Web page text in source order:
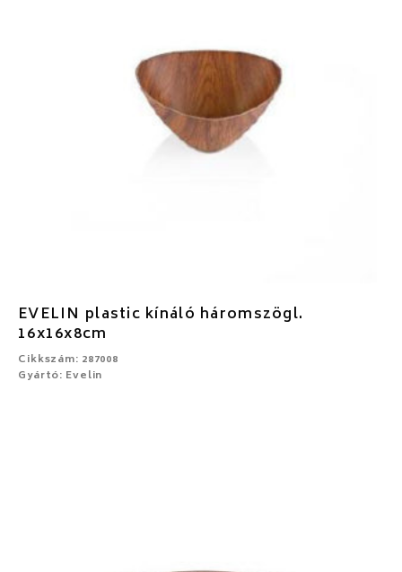
EVELIN plastic kínáló háromszögl.
16x16x8cm
Cikkszám: 287008
Gyártó: Evelin